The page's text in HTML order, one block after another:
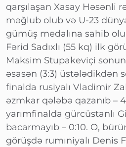
qarşılaşan Xasay Həsənli
məğlub olub və U-23
gümüş medalına sahib
Fərid Sadıxlı (55 kq) ilk
Maksim Stupakeviçi
əsasən (3:3) üstələdikdən
finalda rusiyalı Vladimir
əzmkar qələbə qazanıb –
yarımfinalda gürcüstanlı
bacarmayıb – 0:10. O,
görüşdə rumıniyalı Denis